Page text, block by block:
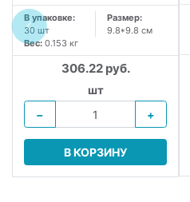
В упаковке:
30 шт
Размер:
9.8*9.8 см
Вес: 0.153 кг
306.22 руб.
шт
−
+
В КОРЗИНУ